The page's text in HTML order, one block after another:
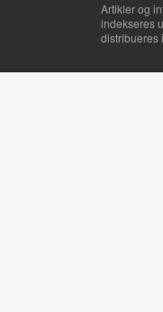
Artikler og
indekseres
distribueres